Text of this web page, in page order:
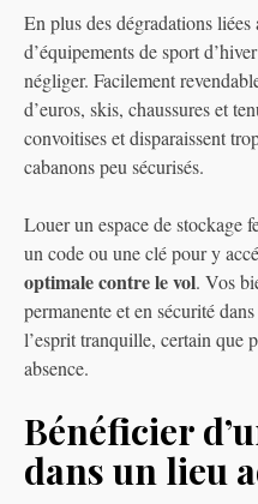
En plus des dégradations
d’équipements de sport
négliger. Facilement
d’euros, skis, chaussures et
convoitises et disparaissent
cabanons peu sécurisés.
Louer un espace de stockage
un code ou une clé pour y
optimale contre le vol. Vos
permanente et en sécurité
l’esprit tranquille, certain que
absence.
Bénéficier
dans un lieu